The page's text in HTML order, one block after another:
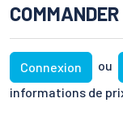
COMMANDER
Connexion ou
informations de